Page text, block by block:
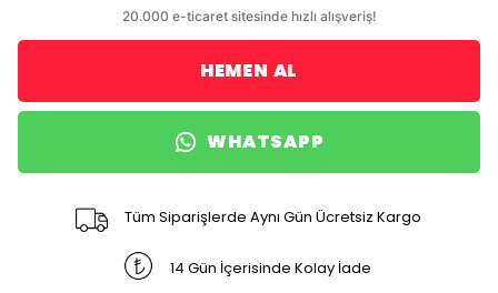
HEMEN AL
WHATSAPP
Tüm Siparişlerde Aynı Gün Ücretsiz Kargo
14 Gün İçerisinde Kolay İade